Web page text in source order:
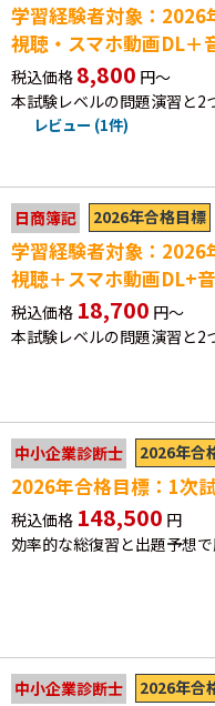
学習経験者対象：2026
視聴・スマホ動画DL＋
税込価格 8,800 円～
本試験レベルの問題演習と2
レビュー (1件)
日商簿記 2026年合格目標
学習経験者対象：2026
視聴＋スマホ動画DL+音
税込価格 18,700 円～
本試験レベルの問題演習と2
中小企業診断士 2026年合
2026年合格目標：1次
税込価格 148,500 円
効率的な総復習と出題予想で
中小企業診断士 2026年合